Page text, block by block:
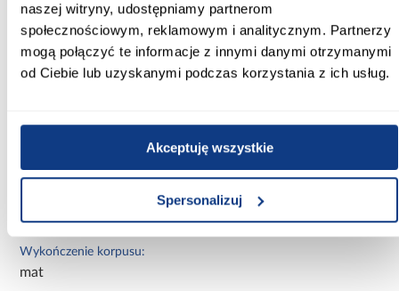
naszej witryny, udostępniamy partnerom
społecznościowym, reklamowym i analitycznym. Partnerzy
mogą połączyć te informacje z innymi danymi otrzymanymi
od Ciebie lub uzyskanymi podczas korzystania z ich usług.
Akceptuję wszystkie
Spersonalizuj
Kolor korpusu:
sosna andersen
Wybarwienie frontów dolnych:
Wykończenie korpusu:
mat